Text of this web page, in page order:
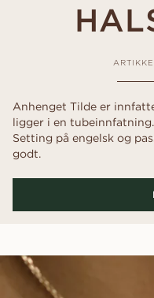
Anhenget Tilde er
ligger i en
Setting på engelsk og
godt.